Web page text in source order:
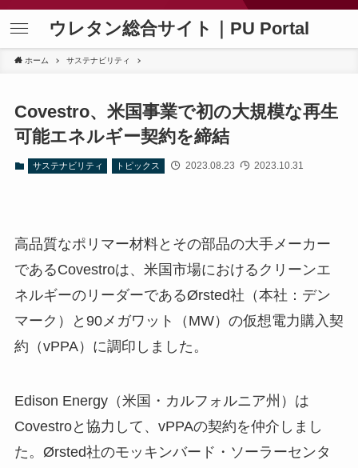
ウレタン総合サイト｜PU Portal
ホーム サステナビリティ
Covestro、米国事業で初の大規模な再生
可能エネルギー契約を締結
サステナビリティ トピックス 2023.08.23 2023.10.31
高品質なポリマー材料とその部品の大手メーカー
であるCovestroは、米国市場におけるクリーンエ
ネルギーのリーダーであるØrsted社（本社：デン
マーク）と90メガワット（MW）の仮想電力購入契
約（vPPA）に調印しました。
Edison Energy（米国・カルフォルニア州）は
Covestroと協力して、vPPAの契約を仲介しまし
た。Ørsted社のモッキンバード・ソーラーセンタ